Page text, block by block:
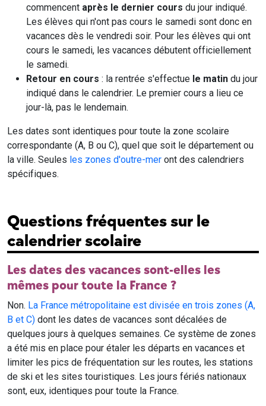
commencent après le dernier cours du jour indiqué.
Les élèves qui n'ont pas cours le samedi sont donc en
vacances dès le vendredi soir. Pour les élèves qui ont
cours le samedi, les vacances débutent officiellement
le samedi.
Retour en cours : la rentrée s'effectue le matin du jour
indiqué dans le calendrier. Le premier cours a lieu ce
jour-là, pas le lendemain.
Les dates sont identiques pour toute la zone scolaire
correspondante (A, B ou C), quel que soit le département ou
la ville. Seules les zones d'outre-mer ont des calendriers
spécifiques.
Questions fréquentes sur le
calendrier scolaire
Les dates des vacances sont-elles les
mêmes pour toute la France ?
Non. La France métropolitaine est divisée en trois zones (A,
B et C) dont les dates de vacances sont décalées de
quelques jours à quelques semaines. Ce système de zones
a été mis en place pour étaler les départs en vacances et
limiter les pics de fréquentation sur les routes, les stations
de ski et les sites touristiques. Les jours fériés nationaux
sont, eux, identiques pour toute la France.